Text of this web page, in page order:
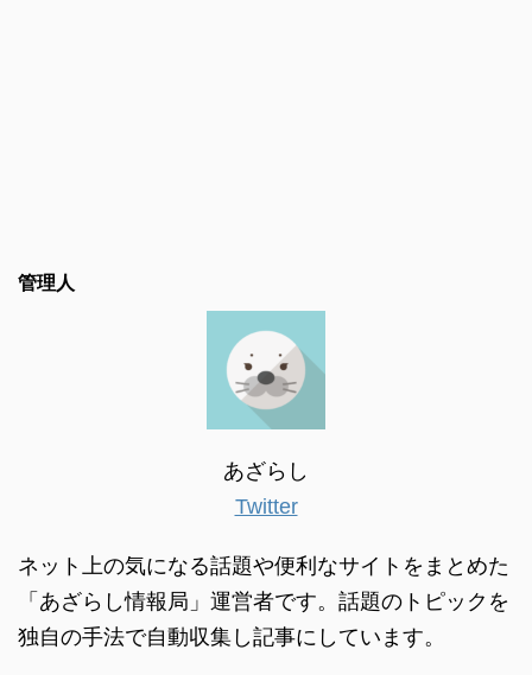
管理人
あざらし
Twitter
ネット上の気になる話題や便利なサイトをまとめた
「あざらし情報局」運営者です。話題のトピックを
独自の手法で自動収集し記事にしています。